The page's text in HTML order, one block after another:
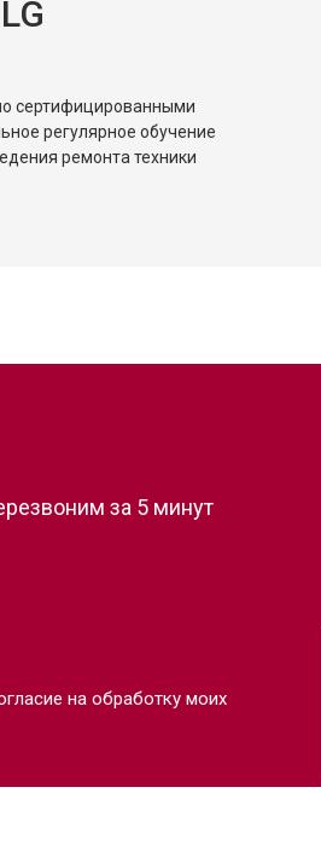
сертифицированными
регулярное обучение
ремонта техники
за 5 минут
на обработку моих